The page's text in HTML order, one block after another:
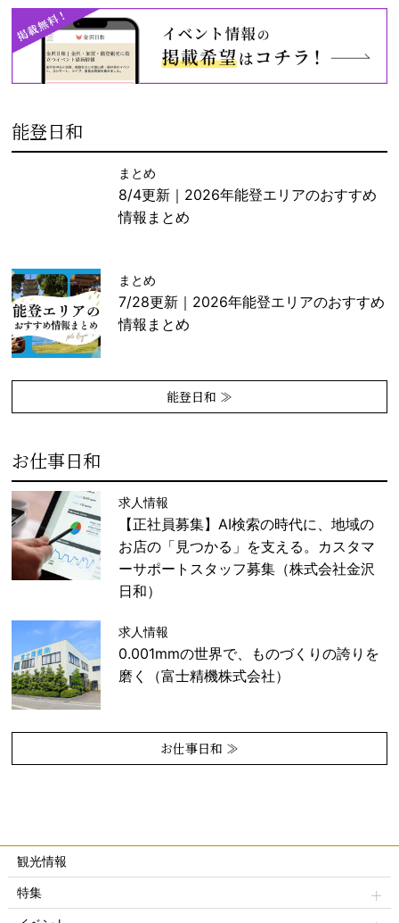
能登日和
まとめ
8/4更新｜2026年能登エリアのおすすめ
情報まとめ
まとめ
7/28更新｜2026年能登エリアのおすすめ
情報まとめ
能登日和 ≫
お仕事日和
求人情報
【正社員募集】AI検索の時代に、地域の
お店の「見つかる」を支える。カスタマ
ーサポートスタッフ募集（株式会社金沢
日和）
求人情報
0.001mmの世界で、ものづくりの誇りを
磨く（富士精機株式会社）
お仕事日和 ≫
観光情報
特集